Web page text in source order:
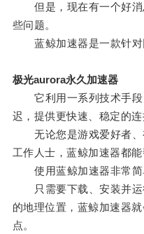
但是，现在有一个好消
些问题。
蓝鲸加速器是一款针对
极光aurora永久加速器
它利用一系列技术手段
迟，提供更快速、稳定的连
无论您是游戏爱好者、
工作人士，蓝鲸加速器都能
使用蓝鲸加速器非常简
只需要下载、安装并运
的地理位置，蓝鲸加速器
点。